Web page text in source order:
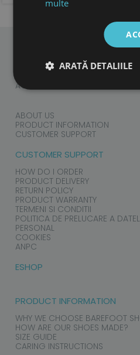
CHILDREN
ACCESORIES
ABOUT US
PRODUCT INFORMATION
CUSTOMER SUPPORT
CUSTOMER SUPPORT
HOW DO I ORDER
PRODUCT DELIVERY
RETURN POLICY
PRODUCT WARRANTY
TERMENI SI CONDITII
POLITICA DE PRELUCARE A
PERSONAL
COOKIES
ANPC
ESHOP
PRODUCT INFORMATION
WHY WE CHOOSE BAREFOOT
HOW ARE OUR SHOES MADE?
SIZE GUIDE
CARING INSTRUCTIONS
multe
ARATĂ DETALIILE